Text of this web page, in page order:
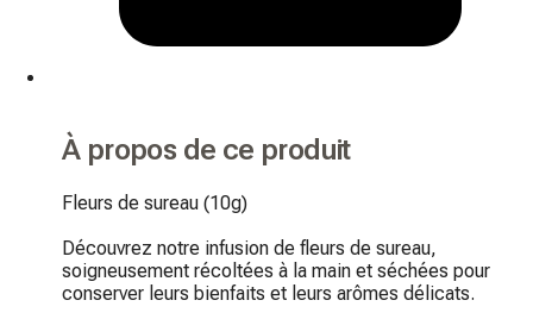
À propos de ce produit
Fleurs de sureau (10g)
Découvrez notre infusion de fleurs de sureau,
soigneusement récoltées à la main et séchées pour
conserver leurs bienfaits et leurs arômes délicats.